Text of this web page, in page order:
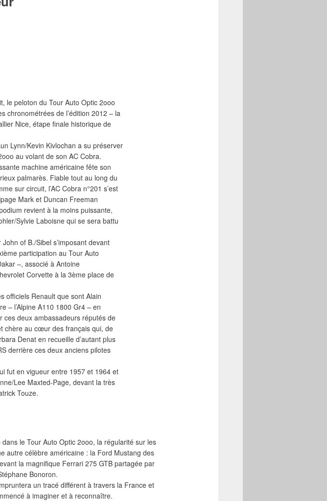
le peloton du Tour Auto Optic 2ooo
chronométrées de l’édition 2012 – la
Nice, étape finale historique de
Lynn/Kevin Kivlochan a su préserver
au volant de son AC Cobra.
machine américaine fête son
palmarès. Fiable tout au long du
sur circuit, l’AC Cobra n°201 s’est
Mark et Duncan Freeman
revient à la moins puissante,
Sylvie Laboisne qui se sera battu
of B./Sibel s’imposant devant
participation au Tour Auto
–, associé à Antoine
Corvette à la 3ème place de
officiels Renault que sont Alain
– l’Alpine A110 1800 Gr4 – en
ces deux ambassadeurs réputés de
chère au cœur des français qui, de
Denat en recueille d’autant plus
derrière ces deux anciens pilotes
fut en vigueur entre 1957 et 1964 et
Lee Maxted-Page, devant la très
Touze.
le Tour Auto Optic 2ooo, la régularité sur les
autre célèbre américaine : la Ford Mustang des
la magnifique Ferrari 275 GTB partagée par
Bonoron.
un tracé différent à travers la France et
à imaginer et à reconnaître.